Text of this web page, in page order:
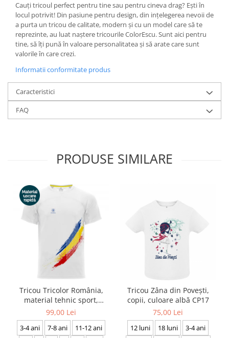
Cauţi tricoul perfect pentru tine sau pentru cineva drag? Eşti în
locul potrivit! Din pasiune pentru design, din inţelegerea nevoii de
a purta un tricou de calitate, modern şi cu un model care să te
reprezinte, au luat naştere tricourile ColorEscu. Sunt aici pentru
tine, să îţi pună în valoare personalitatea şi să arate care sunt
valorile în care crezi.
Informatii conformitate produs
Caracteristici
FAQ
PRODUSE SIMILARE
Tricou Tricolor România,
material tehnic sport,
bărbat, culoare albă, CS19
99,00 Lei
3-4 ani 7-8 ani
11-12 ani
Tricou Zâna din Povești,
copii, culoare albă CP17
75,00 Lei
12 luni 18 luni
3-4 ani